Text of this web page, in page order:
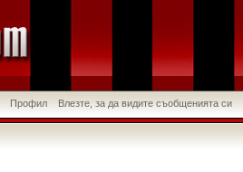
Профил Влезте, за да видите съобщенията си